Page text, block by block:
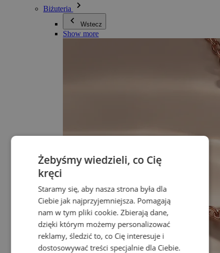
Biżuteria
Wstecz
Show more
Żebyśmy wiedzieli, co Cię
kręci
Staramy się, aby nasza strona była dla
Ciebie jak najprzyjemniejsza. Pomagają
nam w tym pliki cookie. Zbierają dane,
dzięki którym możemy personalizować
reklamy, śledzić to, co Cię interesuje i
dostosowywać treści specjalnie dla Ciebie.